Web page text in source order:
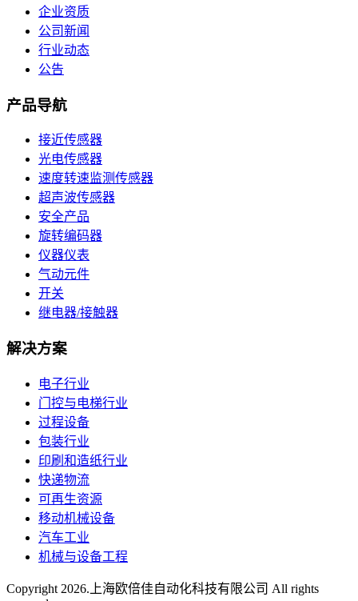
企业资质
公司新闻
行业动态
公告
产品导航
接近传感器
光电传感器
速度转速监测传感器
超声波传感器
安全产品
旋转编码器
仪器仪表
气动元件
开关
继电器/接触器
解决方案
电子行业
门控与电梯行业
过程设备
包装行业
印刷和造纸行业
快递物流
可再生资源
移动机械设备
汽车工业
机械与设备工程
Copyright 2026.上海欧倍佳自动化科技有限公司 All rights